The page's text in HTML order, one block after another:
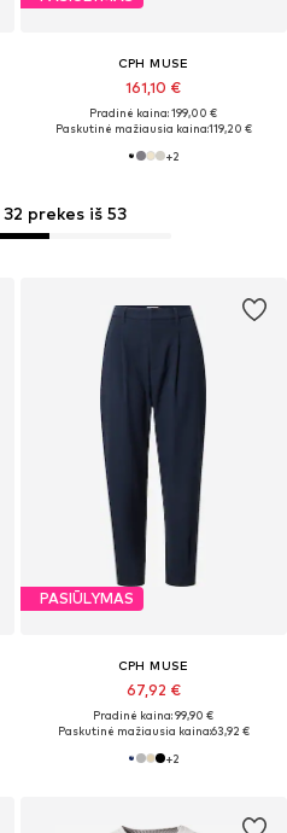
prekes iš 53
CPH MUSE
161,10 €
Pradinė kaina: 199,00 €
Paskutinė mažiausia kaina:119,20 €
+2
PASIŪLYMAS
CPH MUSE
67,92 €
Pradinė kaina: 99,90 €
Paskutinė mažiausia kaina:63,92 €
+2